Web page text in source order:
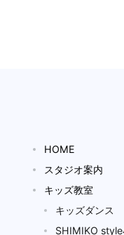
HOME
スタジオ案内
キッズ教室
キッズダンス
SHIMIKO style